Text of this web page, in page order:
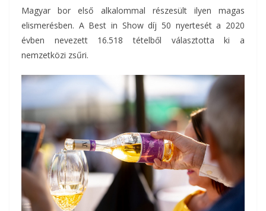
Magyar bor első alkalommal részesült ilyen magas
elismerésben. A Best in Show díj 50 nyertesét a 2020
évben nevezett 16.518 tételből választotta ki a
nemzetközi zsűri.